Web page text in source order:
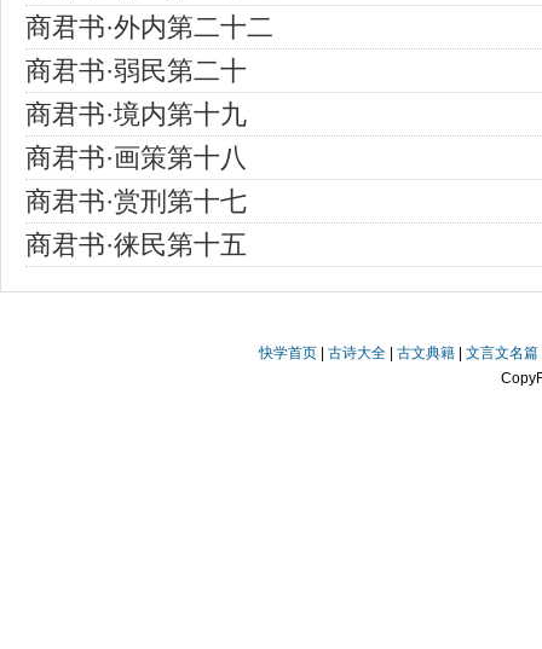
商君书·外内第二十二
商君书·弱民第二十
商君书·境内第十九
商君书·画策第十八
商君书·赏刑第十七
商君书·徕民第十五
快学首页 |古诗大全 |古文典籍 |文言文名篇